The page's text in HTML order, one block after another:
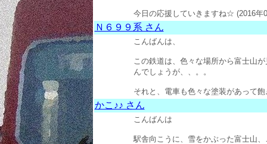
今日の応援していきますね☆ (2016年
Ｎ６９９系 さん
こんばんは、
この鉄道は、色々な場所から富士山
んでしょうが、、。。
それと、電車も色々な塗装があって
かこ♪♪ さん
こんばんは
駅舎向こうに、雪をかぶった富士山